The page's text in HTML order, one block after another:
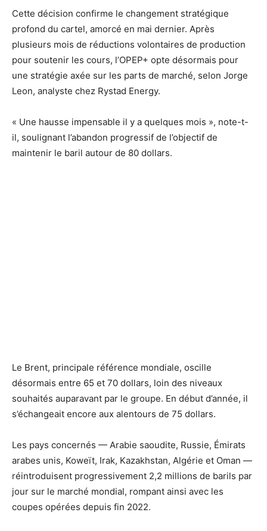
Cette décision confirme le changement stratégique
profond du cartel, amorcé en mai dernier. Après
plusieurs mois de réductions volontaires de production
pour soutenir les cours, l’OPEP+ opte désormais pour
une stratégie axée sur les parts de marché, selon Jorge
Leon, analyste chez Rystad Energy.
« Une hausse impensable il y a quelques mois », note-t-
il, soulignant l’abandon progressif de l’objectif de
maintenir le baril autour de 80 dollars.
Le Brent, principale référence mondiale, oscille
désormais entre 65 et 70 dollars, loin des niveaux
souhaités auparavant par le groupe. En début d’année, il
s’échangeait encore aux alentours de 75 dollars.
Les pays concernés — Arabie saoudite, Russie, Émirats
arabes unis, Koweït, Irak, Kazakhstan, Algérie et Oman —
réintroduisent progressivement 2,2 millions de barils par
jour sur le marché mondial, rompant ainsi avec les
coupes opérées depuis fin 2022.